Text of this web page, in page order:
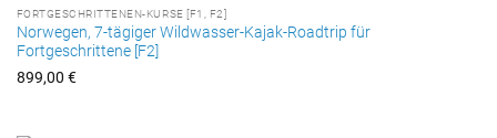
FORTGESCHRITTENEN-KURSE [F1, F2]
Norwegen, 7-tägiger Wildwasser-Kajak-Roadtrip für
Fortgeschrittene [F2]
899,00 €